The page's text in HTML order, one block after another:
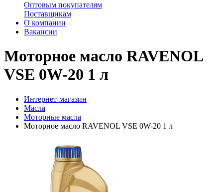
Оптовым покупателям
Поставщикам
О компании
Вакансии
Моторное масло RAVENOL
VSE 0W-20 1 л
Интернет-магазин
Масла
Моторные масла
Моторное масло RAVENOL VSE 0W-20 1 л